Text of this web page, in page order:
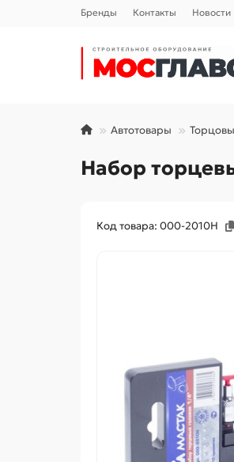
Бренды Контакты Новости
Автотовары
Набор
Код товара: 000-2010H